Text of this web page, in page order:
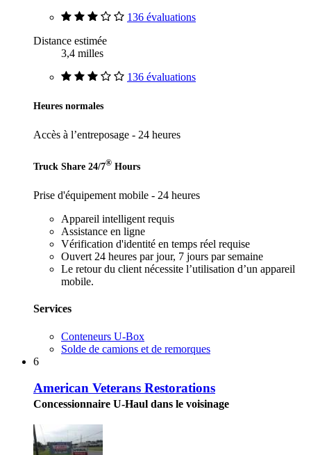
136 évaluations
Distance estimée
3,4 milles
136 évaluations
Heures normales
Accès à l’entreposage - 24 heures
Truck Share 24/7® Hours
Prise d'équipement mobile - 24 heures
Appareil intelligent requis
Assistance en ligne
Vérification d'identité en temps réel requise
Ouvert 24 heures par jour, 7 jours par semaine
Le retour du client nécessite l’utilisation d’un appareil
mobile.
Services
Conteneurs U-Box
Solde de camions et de remorques
6
American Veterans Restorations
Concessionnaire U-Haul dans le voisinage